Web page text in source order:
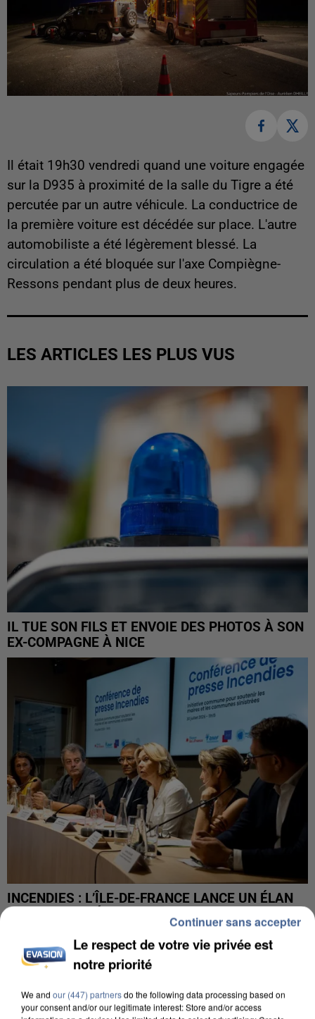
Il était 19h30 vendredi quand une voiture engagée
sur la D935 à proximité de la salle du Tigre a été
percutée par un autre véhicule. La conductrice de
la première voiture est décédée sur place. L'autre
automobiliste a été légèrement blessé. La
circulation a été bloquée sur l'axe Compiègne-
Ressons pendant plus de deux heures.
LES ARTICLES LES PLUS VUS
IL TUE SON FILS ET ENVOIE DES PHOTOS À SON
EX-COMPAGNE À NICE
INCENDIES : L’ÎLE-DE-FRANCE LANCE UN ÉLAN
DE SOLIDARITÉ AVEC LES...
Le respect de votre vie privée est
notre priorité
We and our (447) partnersdo the following data processing based on
your consent and/or our legitimate interest: Store and/or access
Continuer sans accepter